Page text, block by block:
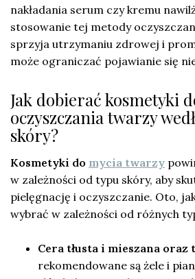
nakładania serum czy kremu
stosowanie tej metody
sprzyja utrzymaniu zdrowej i
może ograniczać pojawianie się
Jak dobierać kosmetyki
oczyszczania twarzy
skóry?
Kosmetyki do mycia twarzy
w zależności od typu skóry, aby
pielęgnację i oczyszczanie. Oto,
wybrać w zależności od różnych
Cera tłusta i mieszana oraz
rekomendowane są żele i